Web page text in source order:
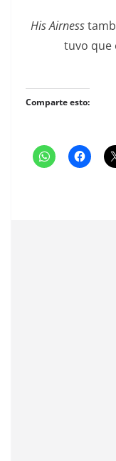
His Airness
tuvo que
Comparte esto: